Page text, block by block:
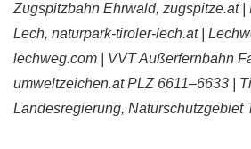
Zugspitzbahn Ehrwald, zugspitze.at |
Lech, naturpark-tiroler-lech.at |
lechweg.com | VVT Außerfernbahn
umweltzeichen.at PLZ 6611–6633 |
Landesregierung, Naturschutzgebiet